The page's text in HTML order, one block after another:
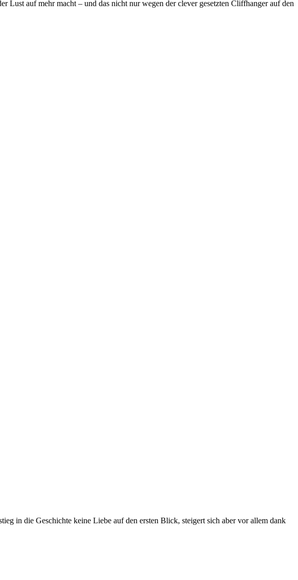
Lust auf mehr macht – und das nicht nur wegen der clever gesetzten Cliffhanger auf den
in die Geschichte keine Liebe auf den ersten Blick, steigert sich aber vor allem dank